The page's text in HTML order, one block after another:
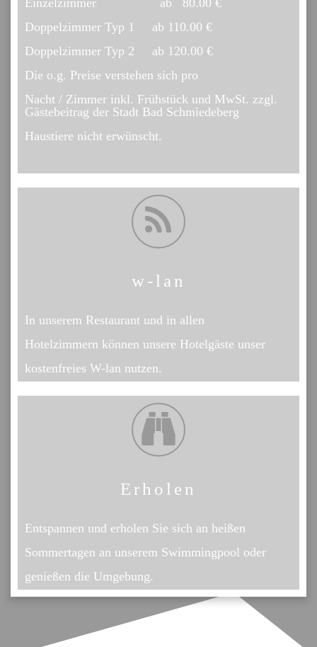
Einzelzimmer ab 80.00 €
Doppelzimmer Typ 1 ab 110.00 €
Doppelzimmer Typ 2 ab 120.00 €
Die o.g. Preise verstehen sich pro
Nacht / Zimmer inkl. Frühstück und MwSt. zzgl.
Gästebeitrag der Stadt Bad Schmiedeberg
Haustiere nicht erwünscht.
w-lan
In unserem Restaurant und in allen
Hotelzimmern können unsere Hotelgäste unser
kostenfreies W-lan nutzen.
Erholen
Entspannen und erholen Sie sich an heißen
Sommertagen an unserem Swimmingpool oder
genießen die Umgebung.